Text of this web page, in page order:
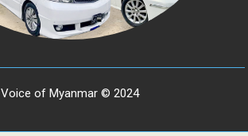
Voice of Myanmar © 2024